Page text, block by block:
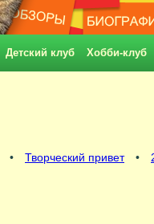
Детский клуб Хобби-клуб
• Творческий привет •